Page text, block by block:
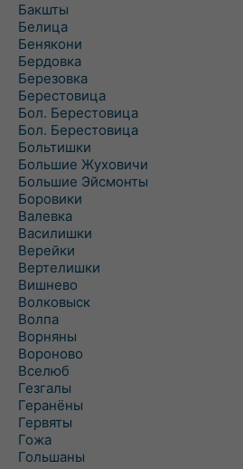
Бакшты
Белица
Бенякони
Бердовка
Березовка
Берестовица
Бол. Берестовица
Бол. Берестовица
Больтишки
Большие Жуховичи
Большие Эйсмонты
Боровики
Валевка
Василишки
Верейки
Вертелишки
Вишнево
Волковыск
Волпа
Ворняны
Вороново
Вселюб
Гезгалы
Геранёны
Гервяты
Гожа
Гольшаны